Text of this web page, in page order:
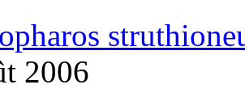
2006